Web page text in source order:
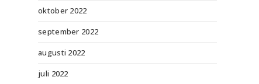
oktober 2022
september 2022
augusti 2022
juli 2022